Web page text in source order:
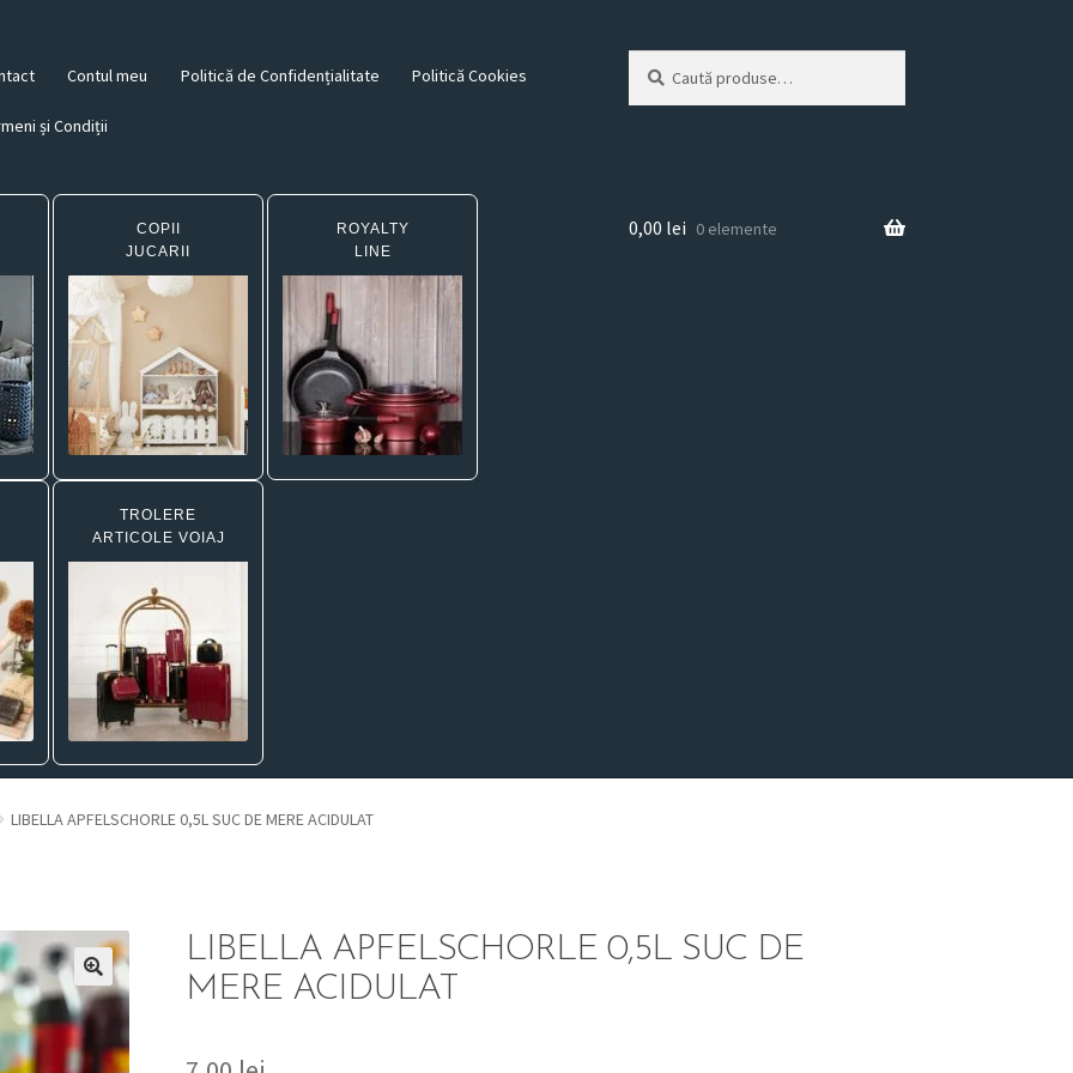
Contul meu Politică de Confidențialitate Politică Cookies
și Condiții
după:
COPII
JUCARII
ROYALTY
LINE
TROLERE
ARTICOLE VOIAJ
0,00 lei 0 elemente
LIBELLA APFELSCHORLE 0,5L SUC DE MERE ACIDULAT
LIBELLA APFELSCHORLE 0,5L SUC DE
MERE ACIDULAT